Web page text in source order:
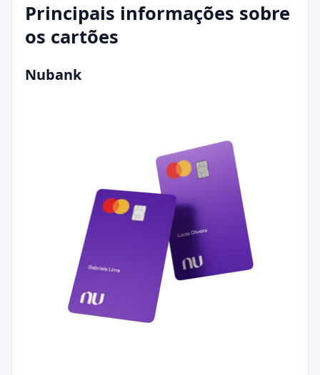
Principais informações sobre
os cartões
Nubank